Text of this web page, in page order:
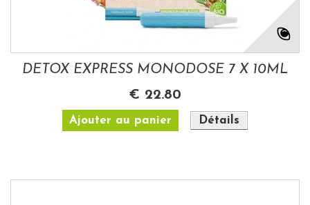
DETOX EXPRESS MONODOSE 7 X 10ML
€ 22.80
Ajouter au panier Détails